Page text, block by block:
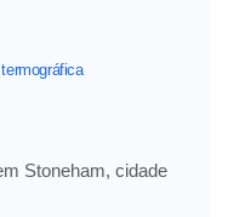
Stoneham, cidade